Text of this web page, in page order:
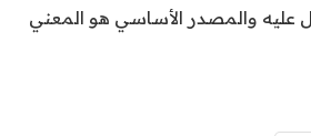
عليه والمصدر الأساسي هو المعني